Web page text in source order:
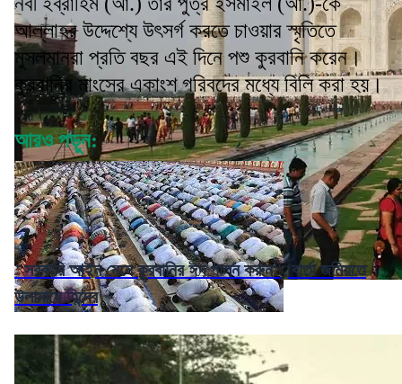
আল্লাহর উদ্দেশ্যে উৎসর্গ করতে চাওয়ার স্মৃতিতে
মুসলমানরা প্রতি বছর এই দিনে পশু কুরবানি করেন।
কুরবানির মাংসের একাংশ গরিবদের মধ্যে বিলি করা হয়।
আরও পড়ুন:
"সরকারি আইন মেনে কুরবানির ঈদ পালন করুন", বার্তা জমিয়তে
উলামায়ে হিন্দের